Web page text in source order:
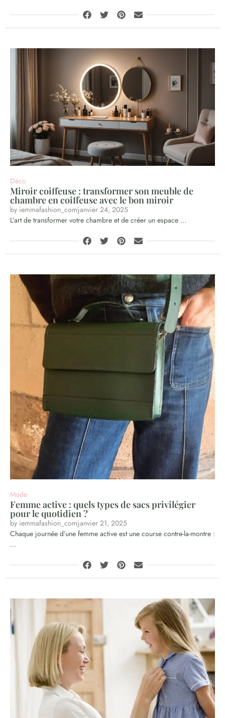
Déco
Miroir coiffeuse : transformer son meuble de
chambre en coiffeuse avec le bon miroir
by iemmafashion_comjanvier 24, 2025
L’art de transformer votre chambre et de créer un espace ...
Mode
Femme active : quels types de sacs privilégier
pour le quotidien ?
by iemmafashion_comjanvier 21, 2025
Chaque journée d’une femme active est une course contre-la-montre :
...